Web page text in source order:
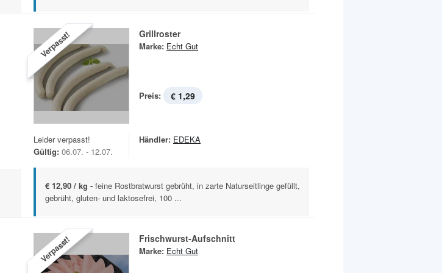
Verpasst! Grillroster
Marke: Echt Gut
Preis: € 1,29
Leider verpasst!
Gültig: 06.07. - 12.07.
Händler: EDEKA
€ 12,90 / kg - feine Rostbratwurst gebrüht, in zarte Naturseitlinge gefüllt,
gebrüht, gluten- und laktosefrei, 100 ...
Verpasst! Frischwurst-Aufschnitt
Marke: Echt Gut